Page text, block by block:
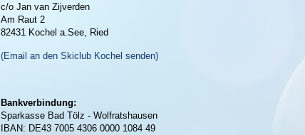
c/o Jan van Zijverden
Am Raut 2
82431 Kochel a.See, Ried
(Email an den Skiclub Kochel senden)
Bankverbindung:
Sparkasse Bad Tölz - Wolfratshausen
IBAN: DE43 7005 4306 0000 1084 49